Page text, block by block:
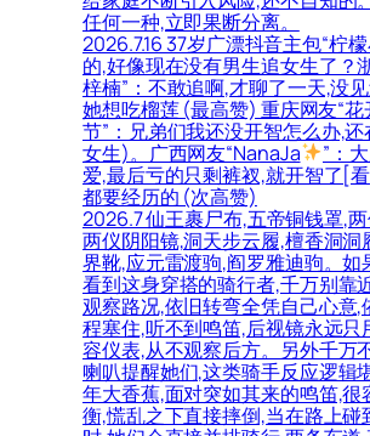
任何一种,立即果断分离。
2026.7.16 37岁广漂抖音主包“柠
的,好像现在没有男生追女生了？
梓楠”：不敢追啊,才聊了一天,没
她想吃榴莲 (最高赞) 重庆网友“
节”：兄弟们我还没开智怎么办,
女生)。广西网友“NanaJa
”：
爱,最后亏的只剩裤衩,就开智了[
都要经历的 (次高赞)
2026.7 仙王裹尸布,五帝铜钱罩,
两仪阴阳镜,洞天步云履,檀香洞洞
界靴,应元雷渡驹,阎罗雅迪驹。如
看到这身穿搭的骑行者,千万别靠
观察路况,依旧转弯全凭自己心意,
程塞住,听不到鸣笛,后视镜永远只
容仪表,从不观察后方。另外千万
喇叭提醒她们,这类骑手反应逻辑
年大香蕉,面对突如其来的鸣笛,很
衡,慌乱之下直接摔倒,当在路上碰